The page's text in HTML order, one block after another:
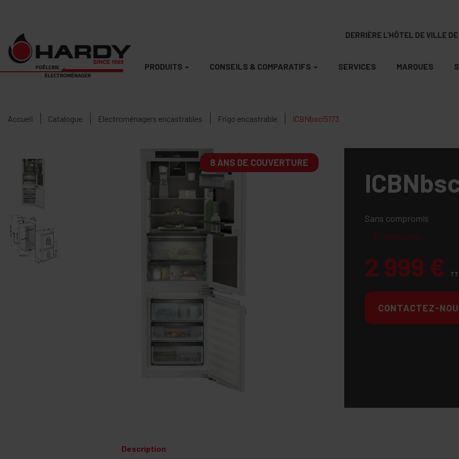
DERRIÈRE L’HÔTEL DE VILLE
PRODUITS CONSEILS & COMPARATIFS SERVICES MARQUES
Accueil Catalogue Electroménagers encastrables Frigo encastrable ICBNbsci5173
8 ANS DE COUVERTURE
Sans compromis
En savoir plus ...
2 999 €
CONTACTEZ-
Description